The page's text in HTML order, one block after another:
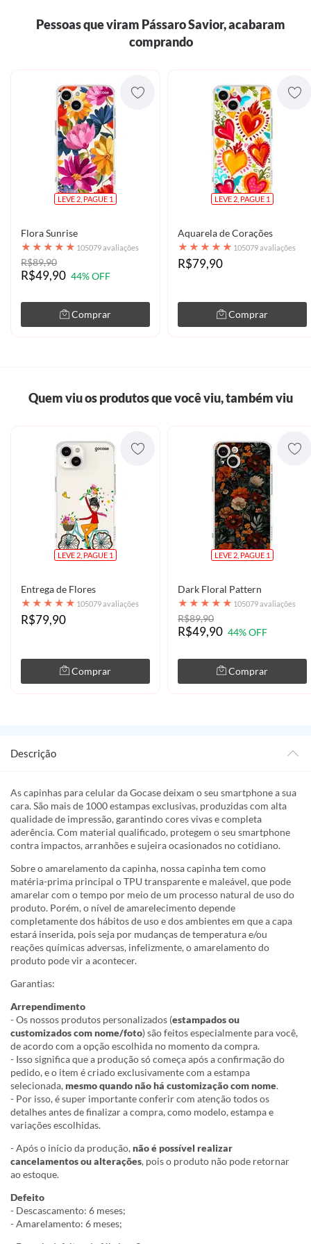
Pessoas que viram Pássaro Savior, acabaram
comprando
LEVE 2, PAGUE 1
Flora Sunrise
★ ★ ★ ★ ★ 105079 avaliações
R$89,90
R$49,90 44% OFF
Comprar
LEVE 2, PAGUE 1
Aquarela de Corações
★ ★ ★ ★ ★ 105079 avaliações
R$79,90
Comprar
Quem viu os produtos que você viu, também viu
LEVE 2, PAGUE 1
Entrega de Flores
★ ★ ★ ★ ★ 105079 avaliações
R$79,90
Comprar
LEVE 2, PAGUE 1
Dark Floral Pattern
★ ★ ★ ★ ★ 105079 avaliações
R$89,90
R$49,90 44% OFF
Comprar
Descrição
As capinhas para celular da Gocase deixam o seu smartphone a sua
cara. São mais de 1000 estampas exclusivas, produzidas com alta
qualidade de impressão, garantindo cores vivas e completa
aderência. Com material qualificado, protegem o seu smartphone
contra impactos, arranhões e sujeira ocasionados no cotidiano.
Sobre o amarelamento da capinha, nossa capinha tem como
matéria-prima principal o TPU transparente e maleável, que pode
amarelar com o tempo por meio de um processo natural de uso do
produto. Porém, o nível de amarelecimento depende
completamente dos hábitos de uso e dos ambientes em que a capa
estará inserida, pois seja por mudanças de temperatura e/ou
reações químicas adversas, infelizmente, o amarelamento do
produto pode vir a acontecer.
Garantias:
Arrependimento
- Os nossos produtos personalizados (estampados ou
customizados com nome/foto) são feitos especialmente para você,
de acordo com a opção escolhida no momento da compra.
- Isso significa que a produção só começa após a confirmação do
pedido, e o item é criado exclusivamente com a estampa
selecionada,mesmo quando não há customização com nome.
- Por isso, é super importante conferir com atenção todos os
detalhes antes de finalizar a compra, como modelo, estampa e
variações escolhidas.
- Após o início da produção,não é possível realizar
cancelamentos ou alterações, pois o produto não pode retornar
ao estoque.
Defeito
- Descascamento: 6 meses;
- Amarelamento: 6 meses;